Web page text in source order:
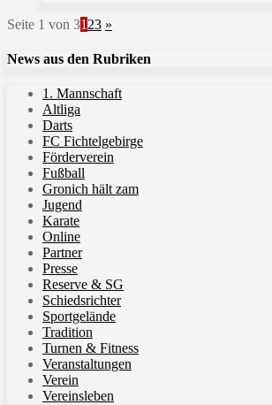
Seite 1 von 31 23 »
News aus den Rubriken
1. Mannschaft
Altliga
Darts
FC Fichtelgebirge
Förderverein
Fußball
Gronich hält zam
Jugend
Karate
Online
Partner
Presse
Reserve & SG
Schiedsrichter
Sportgelände
Tradition
Turnen & Fitness
Veranstaltungen
Verein
Vereinsleben